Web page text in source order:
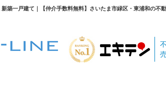
築一戸建て｜【仲介手数料無料】さいたま市緑区・東浦和の不